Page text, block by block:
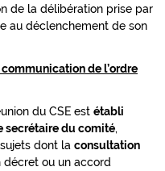
de la délibération prise par
au déclenchement de son
de l’ordre
du CSE est établi
secrétaire du comité,
dont la consultation
décret ou un accord